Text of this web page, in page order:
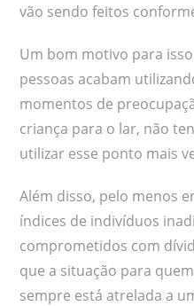
vão sendo feitos
Um bom motivo para
pessoas acabam
momentos de
criança para o lar, não
utilizar esse ponto mais
Além disso, pelo menos
índices de indivíduos
comprometidos com
que a situação para
sempre está atrelada a